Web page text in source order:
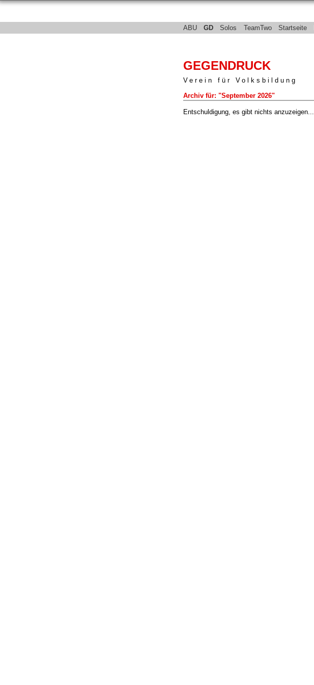
ABU GD Solos TeamTwo Startseite
GEGENDRUCK
Verein für Volksbildung
Archiv für: "September 2026"
Entschuldigung, es gibt nichts anzuzeigen...